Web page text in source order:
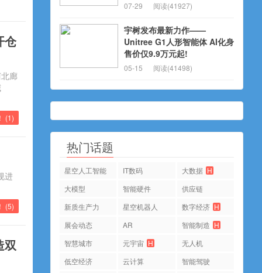
仓
北廊
(1)
进
(5)
双
07-29 阅读(41927)
宇树发布最新力作——
Unitree G1人形智能体 AI化身
售价仅9.9万元起!
05-15 阅读(41498)
热门话题
星空人工智能 IT数码 大数据 H
大模型
智能硬件
供应链
新质生产力
星空机器人 数字经济 H
展会动态
AR 智能制造 H
智慧城市
元宇宙 H
无人机
低空经济
云计算
智能驾驶